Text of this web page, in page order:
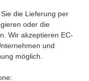
die Lieferung per
oder die
Wir akzeptieren EC-
und
möglich.